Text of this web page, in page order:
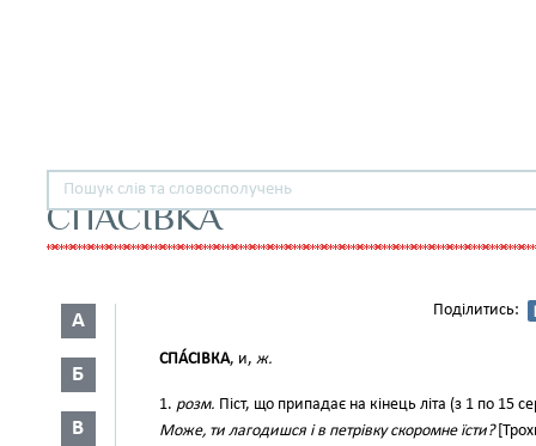
СПАСІВКА
А
Б
В
Поділитись:
СПА́СІВКА, и, ж.
1. розм. Піст, що припадає на кінець літа (з 1 по 15
Може, ти лагодишся і в петрівку скоромне їсти?